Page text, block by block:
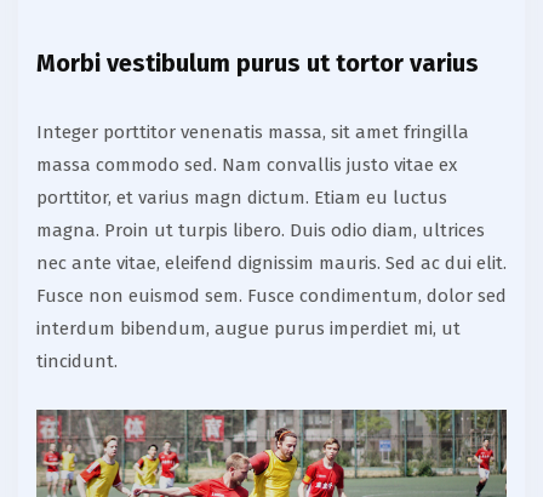
Morbi vestibulum purus ut tortor varius
Integer porttitor venenatis massa, sit amet fringilla
massa commodo sed. Nam convallis justo vitae ex
porttitor, et varius magn dictum. Etiam eu luctus
magna. Proin ut turpis libero. Duis odio diam, ultrices
nec ante vitae, eleifend dignissim mauris. Sed ac dui elit.
Fusce non euismod sem. Fusce condimentum, dolor sed
interdum bibendum, augue purus imperdiet mi, ut
tincidunt.